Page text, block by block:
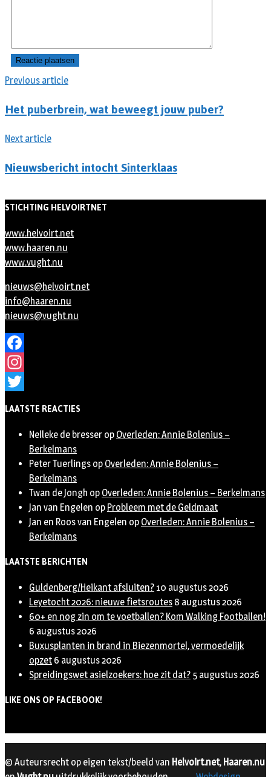
Previous article
Het puberbrein, wat beweegt jouw puber?
Next article
Nieuwsbericht intocht Sinterklaas
STICHTING HELVOIRTNET
www.helvoirt.net
www.haaren.nu
www.vught.nu
nieuws@helvoirt.net
info@haaren.nu
nieuws@vught.nu
Facebook
Instagram
LAATSTE REACTIES
Nelleke de bresser op Overleden: Annie Bolenius –
Berkelmans
Peter Tuerlings op Overleden: Annie Bolenius –
Berkelmans
Twan de Jongh op Overleden: Annie Bolenius – Berkelmans
Jan van Engelen op Probleem met de Geldmaat
Jan en Roos van Engelen op Overleden: Annie Bolenius –
Berkelmans
LAATSTE BERICHTEN
Guldenberg/Heikant afsluiten?10 augustus 2026
Leyetocht 2026: nieuwe fietsroutes 8 augustus 2026
60+ en nog zin om te voetballen? Kom Walking Footballen!
6 augustus 2026
Buxusplanten in brand in Biezenmortel, vermoedelijk
opzet 6 augustus 2026
Spreidingswet asielzoekers: hoe zit dat? 5 augustus 2026
LIKE ONS OP FACEBOOK!
© Auteursrecht op eigen tekst/beeld van Helvoirt.net, Haaren.nu